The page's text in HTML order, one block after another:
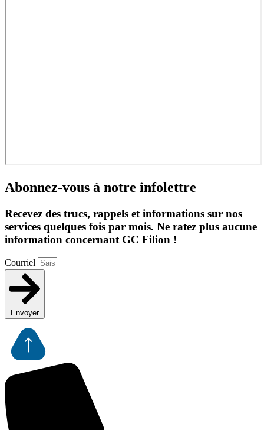
Abonnez-vous à notre infolettre
Recevez des trucs, rappels et informations sur nos
services quelques fois par mois. Ne ratez plus aucune
information concernant GC Filion !
Courriel
Envoyer